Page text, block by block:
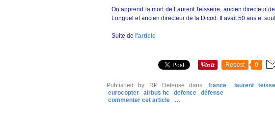
On apprend la mort de Laurent Teisseire, ancien directeur
Longuet et ancien directeur de la Dicod. Il avait 50 ans et
Suite de l'article
Repost 0
Published by RP Defense dans france laurent
eurocopter
airbus hc defence
défense
commenter cet article
…